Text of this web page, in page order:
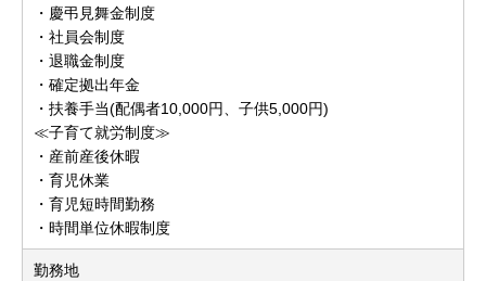
・慶弔見舞金制度
・社員会制度
・退職金制度
・確定拠出年金
・扶養手当(配偶者10,000円、子供5,000円)
≪子育て就労制度≫
・産前産後休暇
・育児休業
・育児短時間勤務
・時間単位休暇制度
勤務地